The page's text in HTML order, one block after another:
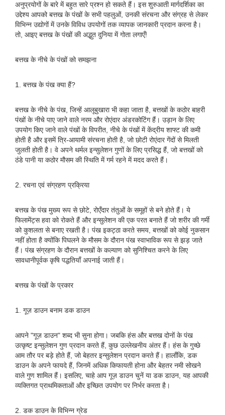
अनुप्रयोगों के बारे में बहुत सारे प्रश्न हो सकते हैं। इस शुरुआती मार्गदर्शिका का
उद्देश्य आपको बत्तख के पंखों के सभी पहलुओं, उनकी संरचना और संग्रह से लेकर
विभिन्न उद्योगों में उनके विविध उपयोगों तक व्यापक जानकारी प्रदान करना है।
तो, आइए बत्तख के पंखों की अद्भुत दुनिया में गोता लगाएँ!
बत्तख के नीचे के पंखों को समझना
1. बत्तख के पंख क्या हैं?
बत्तख के नीचे के पंख, जिन्हें आलूबुखारा भी कहा जाता है, बत्तखों के कठोर बाहरी
पंखों के नीचे पाए जाने वाले नरम और रोएंदार अंडरकोटिंग हैं। उड़ान के लिए
उपयोग किए जाने वाले पंखों के विपरीत, नीचे के पंखों में केंद्रीय शाफ्ट की कमी
होती है और इसमें त्रि-आयामी संरचना होती है, जो छोटी रोएंदार गेंदों से मिलती
जुलती होती है। वे अपने थर्मल इन्सुलेशन गुणों के लिए प्रसिद्ध हैं, जो बत्तखों को
ठंडे पानी या कठोर मौसम की स्थिति में गर्म रहने में मदद करते हैं।
2. रचना एवं संग्रहण प्रक्रिया
बत्तख के पंख मुख्य रूप से छोटे, रोएँदार तंतुओं के समूहों से बने होते हैं। ये
फिलामेंट्स हवा को रोकते हैं और इन्सुलेशन की एक परत बनाते हैं जो शरीर की गर्मी
को कुशलता से बनाए रखती है। पंख इकट्ठा करते समय, बत्तखों को कोई नुकसान
नहीं होता है क्योंकि पिघलने के मौसम के दौरान पंख स्वाभाविक रूप से झड़ जाते
हैं। पंख संग्रहण के दौरान बत्तखों के कल्याण को सुनिश्चित करने के लिए
सावधानीपूर्वक कृषि पद्धतियाँ अपनाई जाती हैं।
बत्तख के पंखों के प्रकार
1. गूज़ डाउन बनाम डक डाउन
आपने "गूज़ डाउन" शब्द भी सुना होगा। जबकि हंस और बत्तख दोनों के पंख
उत्कृष्ट इन्सुलेशन गुण प्रदान करते हैं, कुछ उल्लेखनीय अंतर हैं। हंस के गुच्छे
आम तौर पर बड़े होते हैं, जो बेहतर इन्सुलेशन प्रदान करते हैं। हालाँकि, डक
डाउन के अपने फायदे हैं, जिनमें अधिक किफायती होना और बेहतर नमी सोखने
वाले गुण शामिल हैं। इसलिए, चाहे आप गूज़ डाउन चुनें या डक डाउन, यह आपकी
व्यक्तिगत प्राथमिकताओं और इच्छित उपयोग पर निर्भर करता है।
2. डक डाउन के विभिन्न ग्रेड